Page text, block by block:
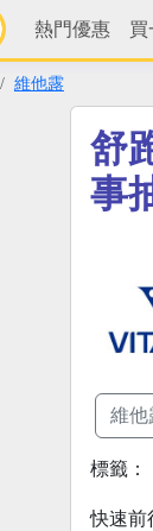
熱門優惠 買
維他露
舒
事
維他
標籤：
快速前